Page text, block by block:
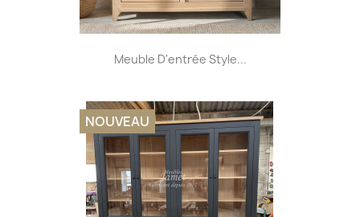
Meuble D'entrée Style...
NOUVEAU